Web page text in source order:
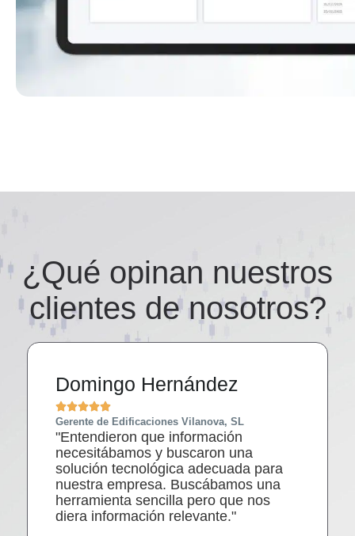
¿Qué opinan nuestros
clientes de nosotros?
Domingo Hernández

Gerente de Edificaciones Vilanova, SL
"Entendieron que información
necesitábamos y buscaron una
solución tecnológica adecuada para
nuestra empresa. Buscábamos una
herramienta sencilla pero que nos
diera información relevante."